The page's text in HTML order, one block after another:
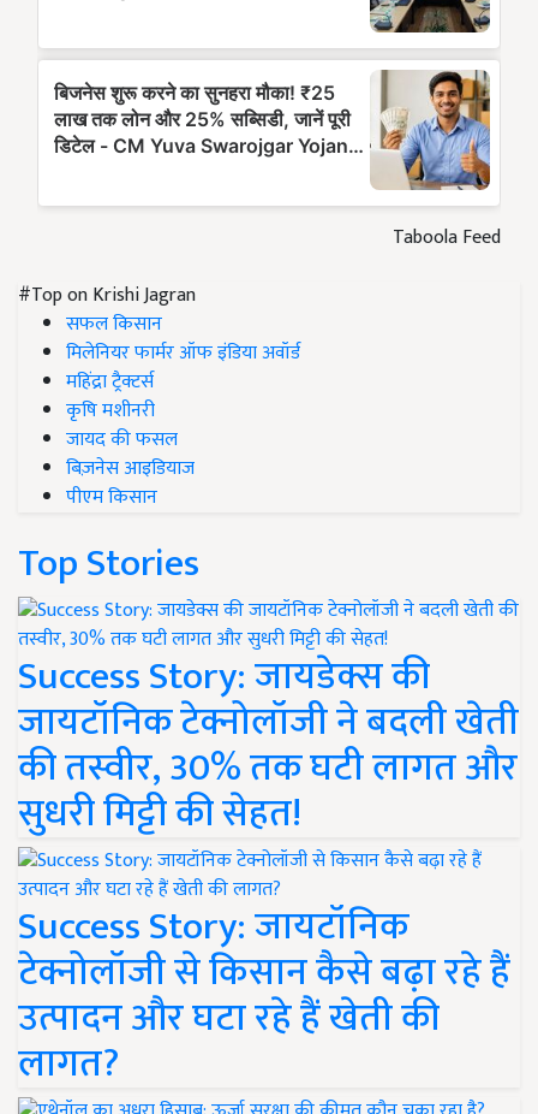
Taboola Feed
#Top on Krishi Jagran
सफल किसान
मिलेनियर फार्मर ऑफ इंडिया अवॉर्ड
महिंद्रा ट्रैक्टर्स
कृषि मशीनरी
जायद की फसल
बिज़नेस आइडियाज
पीएम किसान
Top Stories
Success Story: जायडेक्स की
जायटॉनिक टेक्नोलॉजी ने बदली खेती
की तस्वीर, 30% तक घटी लागत और
सुधरी मिट्टी की सेहत!
Success Story: जायटॉनिक
टेक्नोलॉजी से किसान कैसे बढ़ा रहे हैं
उत्पादन और घटा रहे हैं खेती की
लागत?